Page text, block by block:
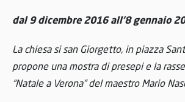
dal 9 dicembre 2016 all’8 gennaio
La chiesa si san Giorgetto, in piazza
propone una mostra di presepi e la
“Natale a Verona” del maestro Mario